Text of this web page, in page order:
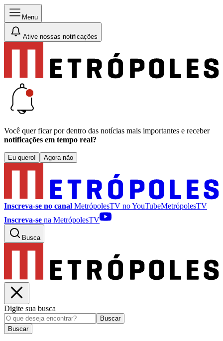
Menu
Ative nossas notificações
Você quer ficar por dentro das notícias mais importantes e receber
notificações em tempo real?
Eu quero! Agora não
Inscreva-se no canal MetrópolesTV noYouTubeMetrópolesTV
Inscreva-se na MetrópolesTV
Busca
Digite sua busca
Buscar
Buscar